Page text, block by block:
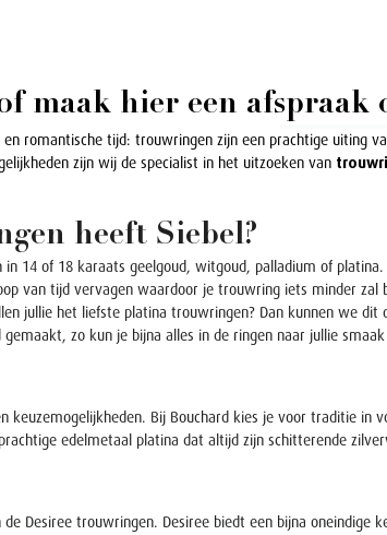
maak hier een
en romantische tijd: trouwringen zijn een prachtige uiting
zijn wij de specialist in het uitzoeken van
heeft Siebel?
in 14 of 18 karaats geelgoud, witgoud, palladium of
van tijd vervagen waardoor je trouwring iets minder
jullie het liefste platina trouwringen? Dan kunnen we
zo kun je bijna alles in de ringen naar jullie
keuzemogelijkheden. Bij Bouchard kies je voor traditie
edelmetaal platina dat altijd zijn schitterende
Desiree trouwringen. Desiree biedt een bijna